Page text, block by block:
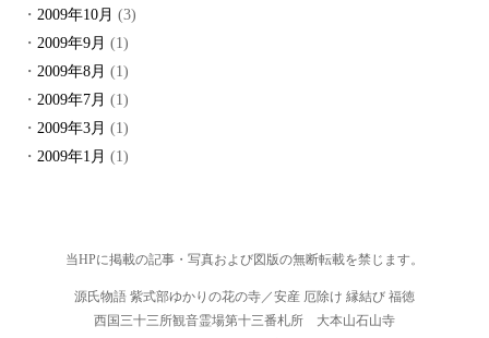
2009年10月 (3)
2009年9月 (1)
2009年8月 (1)
2009年7月 (1)
2009年3月 (1)
2009年1月 (1)
当HPに掲載の記事・写真および図版の無断転載を禁じます。
源氏物語 紫式部ゆかりの花の寺／安産 厄除け 縁結び 福徳
西国三十三所観音霊場第十三番札所 大本山石山寺